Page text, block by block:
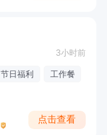
3小时前
节日福利
工作餐
点击查看